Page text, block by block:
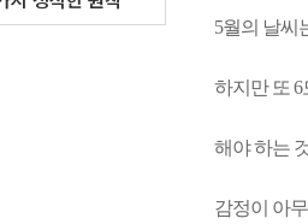
5월의 날씨
하지만 또
해야 하는
감정이 아